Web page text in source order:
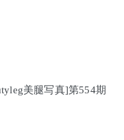
美腿写真]第554期